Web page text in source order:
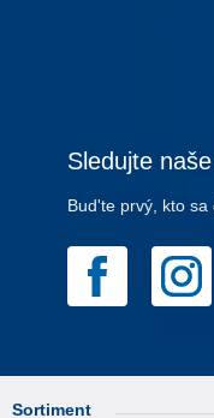
Sledujte
Bud'te prvý, kto
Sortiment